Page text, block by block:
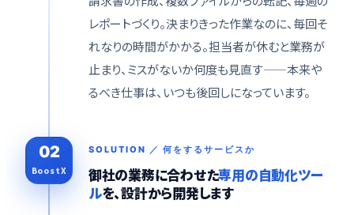
レポートづくり。決まりきった作業なのに、毎回そ
れなりの時間がかかる。担当者が休むと業務が
止まり、ミスがないか何度も見直す——本来や
るべき仕事は、いつも後回しになっています。
02
BoostX
SOLUTION ／ 何をするサービスか
御社の業務に合わせた専用の自動化ツー
ルを、設計から開発します